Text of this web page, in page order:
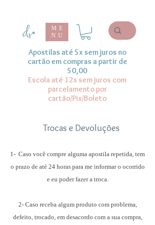
ME
NU
Apostilas até 5x sem juros no
cartão em compras a partir de
50,00
Escola até 12x sem juros com
parcelamento por
cartão/Pix/Boleto
Trocas e Devoluções
1- Caso você compre alguma apostila repetida, tem
o prazo de até 24 horas para me informar o ocorrido
e eu poder fazer a troca.
2- Caso receba algum produto com problema,
defeito, trocado, em desacordo com a sua compra,